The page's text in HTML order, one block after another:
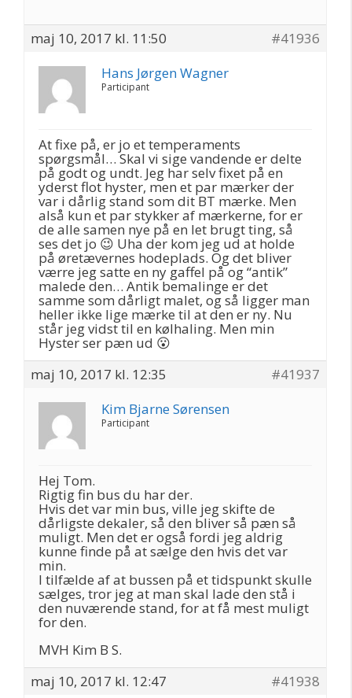
maj 10, 2017 kl. 11:50
#41936
Hans Jørgen Wagner
Participant
At fixe på, er jo et temperaments
spørgsmål… Skal vi sige vandende er delte
på godt og undt. Jeg har selv fixet på en
yderst flot hyster, men et par mærker der
var i dårlig stand som dit BT mærke. Men
alså kun et par stykker af mærkerne, for er
de alle samen nye på en let brugt ting, så
ses det jo 😉 Uha der kom jeg ud at holde
på øretævernes hodeplads. Og det bliver
værre jeg satte en ny gaffel på og “antik”
malede den… Antik bemalinge er det
samme som dårligt malet, og så ligger man
heller ikke lige mærke til at den er ny. Nu
står jeg vidst til en kølhaling. Men min
Hyster ser pæn ud 😮
maj 10, 2017 kl. 12:35
#41937
Kim Bjarne Sørensen
Participant
Hej Tom.
Rigtig fin bus du har der.
Hvis det var min bus, ville jeg skifte de
dårligste dekaler, så den bliver så pæn så
muligt. Men det er også fordi jeg aldrig
kunne finde på at sælge den hvis det var
min.
I tilfælde af at bussen på et tidspunkt skulle
sælges, tror jeg at man skal lade den stå i
den nuværende stand, for at få mest muligt
for den.
MVH Kim B S.
maj 10, 2017 kl. 12:47
#41938